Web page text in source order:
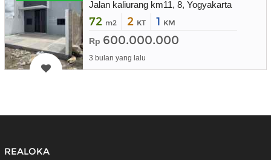
Jalan kaliurang km11, 8, Yogyakarta
72 m2 2 KT 1 KM
Rp 600.000.000
3 bulan yang lalu
REALOKA